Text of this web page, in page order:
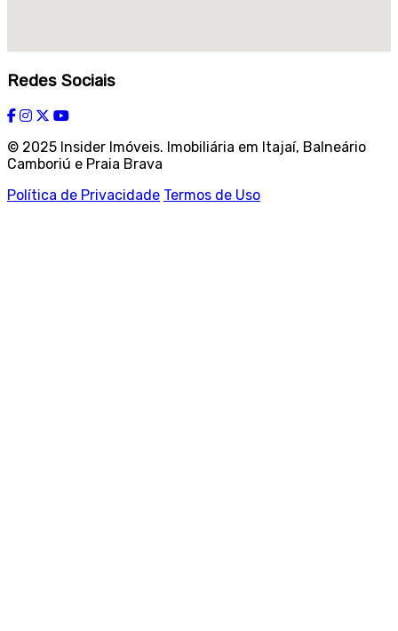
Redes Sociais
© 2025 Insider Imóveis. Imobiliária em Itajaí, Balneário
Camboriú e Praia Brava
Política de Privacidade Termos de Uso